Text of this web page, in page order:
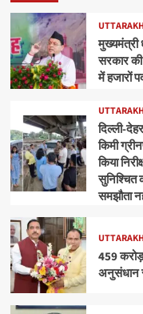
मुख्यमंत्री
सरकार की
में हजारों
दिल्ली-
किमी
किया
सुनिश्चित
समझौता
459 करोड़
अनुसंधान